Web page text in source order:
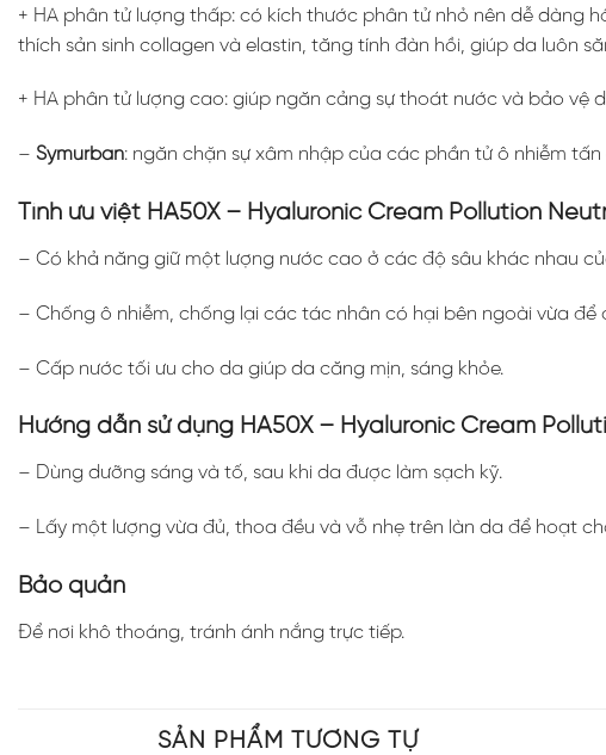
+ HA phân tử lượng thấp: có kích thước phân tử nhỏ nên dễ dàng
thích sản sinh collagen và elastin, tăng tính đàn hồi, giúp da luôn
+ HA phân tử lượng cao: giúp ngăn cảng sự thoát nước và bảo
– Symurban: ngăn chặn sự xâm nhập của các phần tử ô nhiễm
Tính ưu việt HA50X – Hyaluronic Cream Pollution
– Có khả năng giữ một lượng nước cao ở các độ sâu khác nhau
– Chống ô nhiễm, chống lại các tác nhân có hại bên ngoài vừa
– Cấp nước tối ưu cho da giúp da căng mịn, sáng khỏe.
Hướng dẫn sử dụng HA50X – Hyaluronic Cream
– Dùng dưỡng sáng và tố, sau khi da được làm sạch kỹ.
– Lấy một lượng vừa đủ, thoa đều và vỗ nhẹ trên làn da để hoạt
Bảo quản
Để nơi khô thoáng, tránh ánh nắng trực tiếp.
SẢN PHẨM TƯƠNG TỰ